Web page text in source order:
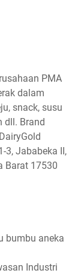
PMA
dalam
snack, susu
dll. Brand
3, Jababeka II,
Barat 17530
bumbu aneka
Industri